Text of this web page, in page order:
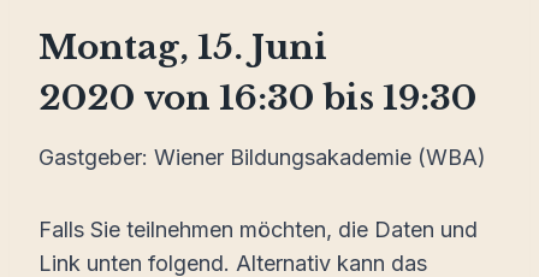
Montag, 15. Juni
2020 von 16:30 bis 19:30
Gastgeber: Wiener Bildungsakademie (WBA)
Falls Sie teilnehmen möchten, die Daten und
Link unten folgend. Alternativ kann das